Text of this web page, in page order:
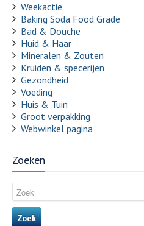
Weekactie
Baking Soda Food Grade
Bad & Douche
Huid & Haar
Mineralen & Zouten
Kruiden & specerijen
Gezondheid
Voeding
Huis & Tuin
Groot verpakking
Webwinkel pagina
Zoeken
Zoek